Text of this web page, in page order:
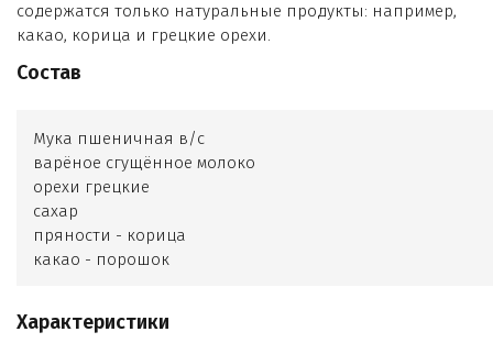
содержатся только натуральные продукты: например,
какао, корица и грецкие орехи.
Состав
Мука пшеничная в/с
варёное сгущённое молоко
орехи грецкие
сахар
пряности - корица
какао - порошок
масло подсолнечное рафинированное
Характеристики